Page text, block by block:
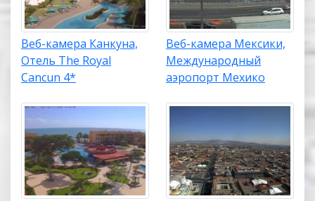
Веб-камера Канкуна,
Отель The Royal
Cancun 4*
Веб-камера Мексики,
Международный
аэропорт Мехико